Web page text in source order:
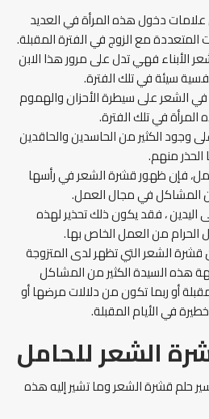
دخول هذه المرأة في العديد
مع الزوج في الفترة المقبلة.
الأبناء فهي تدل على مرور هذا الابن
سيئة في تلك الفترة.
الشعر على سيطرة الأحزان والهموم
في تلك الفترة.
وجود الكثير من الحاسدين والحاقدين
منهم.
فإن ظهور قشرة الشعر في رأسها
المشاكل في مجال العمل.
، فقد يكون ذلك تحذير لهذه
الحرام من العمل الخاص بها.
الشعر التي تظهر لدى المتزوجة
هذه السيدة الكثير من المشاكل
أو ربما تكون من دلالات مرضها أو
في الأيام المقبلة.
الشعر للحامل
حلم قشرة الشعر وما تشير إليه هذه